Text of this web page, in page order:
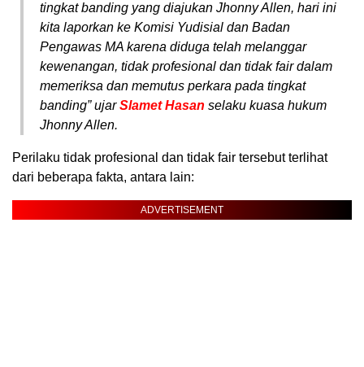
tingkat banding yang diajukan Jhonny Allen, hari ini
kita laporkan ke Komisi Yudisial dan Badan
Pengawas MA karena diduga telah melanggar
kewenangan, tidak profesional dan tidak fair dalam
memeriksa dan memutus perkara pada tingkat
banding” ujarSlamet Hasan selaku kuasa hukum
Jhonny Allen.
Perilaku tidak profesional dan tidak fair tersebut terlihat
dari beberapa fakta, antara lain:
ADVERTISEMENT